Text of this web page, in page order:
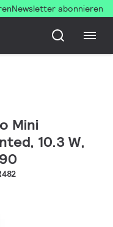
Newsletter abonnieren
Mini
10.3 W,